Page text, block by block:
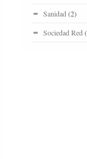
Sanidad (2)
Sociedad Red